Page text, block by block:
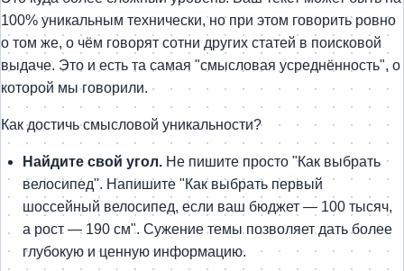
100% уникальным технически, но при этом говорить ровно
о том же, о чём говорят сотни других статей в поисковой
выдаче. Это и есть та самая "смысловая усреднённость", о
которой мы говорили.
Как достичь смысловой уникальности?
Найдите свой угол. Не пишите просто "Как выбрать
велосипед". Напишите "Как выбрать первый
шоссейный велосипед, если ваш бюджет — 100 тысяч,
а рост — 190 см". Сужение темы позволяет дать более
глубокую и ценную информацию.